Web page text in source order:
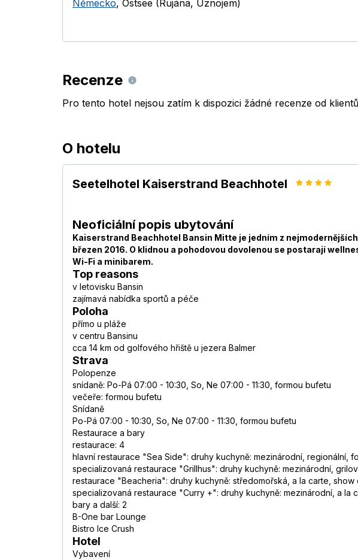
Německo, Ostsee (Rujána, Uznojem)
Recenze
Pro tento hotel nejsou zatím k dispozici žádné recenze od klientů
O hotelu
Seetelhotel Kaiserstrand Beachhotel
Neoficiální popis ubytování
Kaiserstrand Beachhotel Bansin Mitte je jedním z
březen 2016. O klidnou a pohodovou dovolenou se postarají
Wi-Fi a minibarem.
Top reasons
v letovisku Bansin
zajímavá nabídka sportů a péče
Poloha
přímo u pláže
v centru Bansinu
cca 14 km od golfového hřiště u jezera Balmer
Strava
Polopenze
snídaně: Po-Pá 07:00 - 10:30, So, Ne 07:00 - 11:30, formou bufetu
večeře: formou bufetu
Snídaně
Po-Pá 07:00 - 10:30, So, Ne 07:00 - 11:30, formou bufetu
Restaurace a bary
restaurace: 4
hlavní restaurace "Sea Side": druhy kuchyně: mezinárodní, regionální,
specializovaná restaurace "Grillhus": druhy kuchyně: mezinárodní,
restaurace "Beacheria": druhy kuchyně: středomořská, a la carte, show
specializovaná restaurace "Curry +": druhy kuchyně: mezinárodní, a la
bary a další: 2
B-One bar Lounge
Bistro Ice Crush
Hotel
Vybavení